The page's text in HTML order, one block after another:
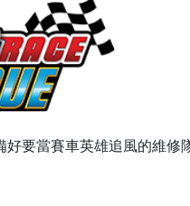
要當賽車英雄追風的維